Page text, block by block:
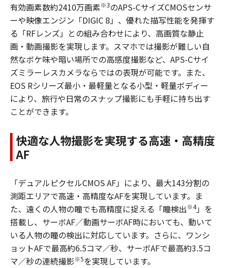
有効画素数約2410万画素※3のAPS-CサイズCMOSセンサ
ーや映像エンジン「DIGIC 8」、優れた描写性能を発揮す
る「RFレンズ」との組み合わせにより、高画質な静止
画・動画撮影を実現します。スマホでは撮影が難しい自
然なボケ味や暗い場所での高感度撮影など、APS-Cサイ
ズミラーレスカメラならではの表現が可能です。また、
EOS Rシリーズ最小・最軽量となる小型・軽量ボディー
により、旅行や日常のスナップ撮影にも手軽に持ち出す
ことができます。
快適な人物撮影を実現する高速・高精度
AF
「デュアルピクセルCMOS AF」により、最大143分割の
測距エリアで高速・高精度なAFを実現しています。ま
た、遠くの人物の瞳でも高精度に捉える「瞳検出※4」を
搭載し、サーボAF／動画サーボAF時においても、動いて
いる人物の瞳の検出に対応しています。さらに、ワンシ
ョットAFで最高約6.5コマ／秒、サーボAFで最高約3.5コ
マ／秒の連続撮影※5を実現しています。